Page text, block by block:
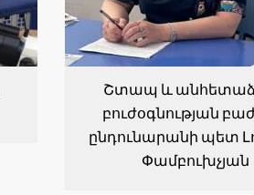
Շտապ և
բուժօգնության
ընդունարանի պետ
Փամբուխչյան